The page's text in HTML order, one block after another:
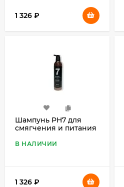
1 326 ₽
Шампунь PH7 для
смягчения и питания
В НАЛИЧИИ
1 326 ₽